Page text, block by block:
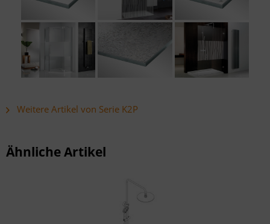
Weitere Artikel von Serie K2P
Ähnliche Artikel